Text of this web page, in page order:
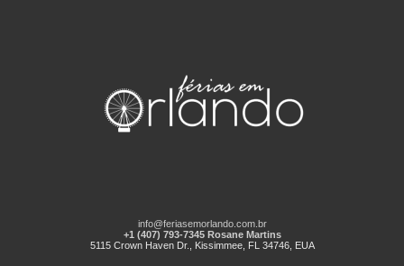
info@feriasemorlando.com.br
+1 (407) 793-7345 Rosane Martins
5115 Crown Haven Dr., Kissimmee, FL 34746, EUA